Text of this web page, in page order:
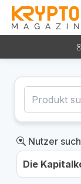
Nutzer
Die